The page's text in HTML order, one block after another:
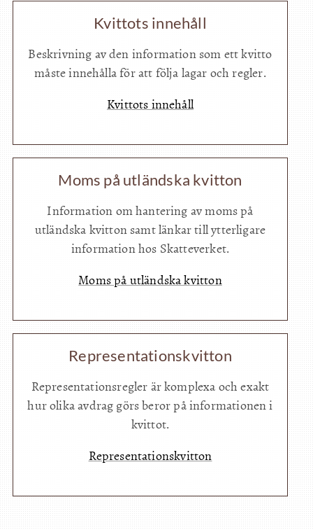
Kvittots innehåll
Beskrivning av den information som ett kvitto
måste innehålla för att följa lagar och regler.
Kvittots innehåll
Moms på utländska kvitton
Information om hantering av moms på
utländska kvitton samt länkar till ytterligare
information hos Skatteverket.
Moms på utländska kvitton
Representationskvitton
Representationsregler är komplexa och exakt
hur olika avdrag görs beror på informationen i
kvittot.
Representationskvitton